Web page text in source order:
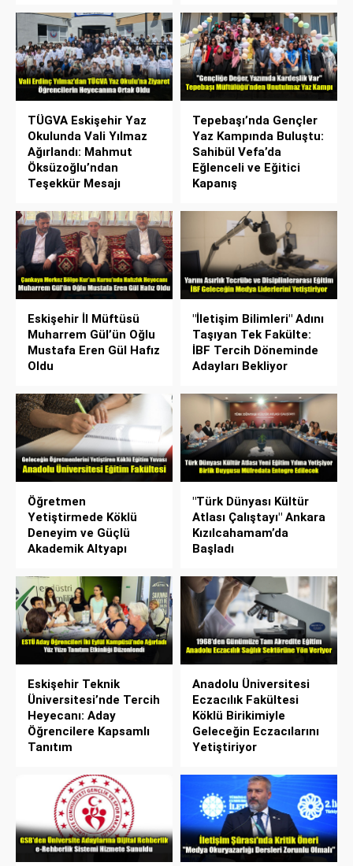
TÜGVA Eskişehir Yaz
Okulunda Vali Yılmaz
Ağırlandı: Mahmut
Öksüzoğlu’ndan
Teşekkür Mesajı
Tepebaşı’nda Gençler
Yaz Kampında Buluştu:
Sahibül Vefa’da
Eğlenceli ve Eğitici
Kapanış
Eskişehir İl Müftüsü
Muharrem Gül’ün Oğlu
Mustafa Eren Gül Hafız
Oldu
"İletişim Bilimleri" Adını
Taşıyan Tek Fakülte:
İBF Tercih Döneminde
Adayları Bekliyor
Öğretmen
Yetiştirmede Köklü
Deneyim ve Güçlü
Akademik Altyapı
"Türk Dünyası Kültür
Atlası Çalıştayı" Ankara
Kızılcahamam’da
Başladı
Eskişehir Teknik
Üniversitesi’nde Tercih
Heyecanı: Aday
Öğrencilere Kapsamlı
Tanıtım
Anadolu Üniversitesi
Eczacılık Fakültesi
Köklü Birikimiyle
Geleceğin Eczacılarını
Yetiştiriyor